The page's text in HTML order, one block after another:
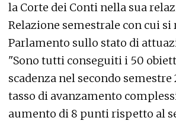
la Corte dei Conti nella sua
Relazione semestrale con cui si
Parlamento sullo stato di
"Sono tutti conseguiti i 50
scadenza nel secondo semestre
tasso di avanzamento
aumento di 8 punti rispetto al